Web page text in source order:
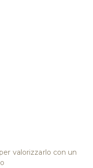
valorizzarlo con un